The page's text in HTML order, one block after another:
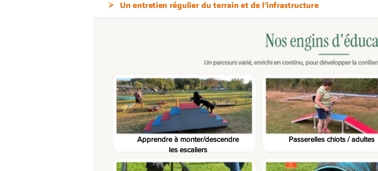
Apprendre à monter/descendre
les escaliers
Passerelles chiots / adultes